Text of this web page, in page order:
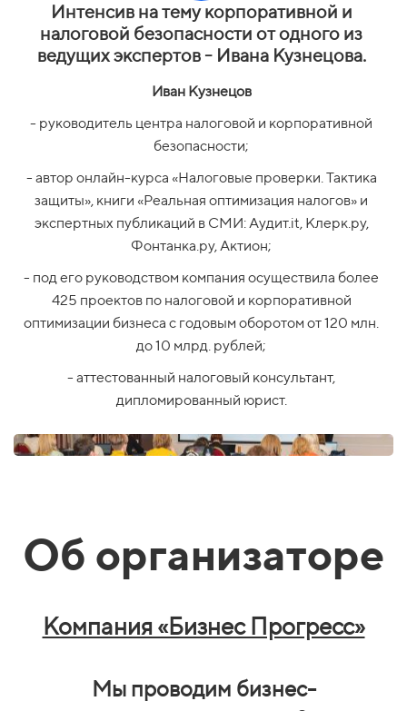
Интенсив на тему корпоративной и
налоговой безопасности от одного из
ведущих экспертов - Ивана Кузнецова.
Иван Кузнецов
- руководитель центра налоговой и корпоративной
безопасности;
- автор онлайн-курса «Налоговые проверки. Тактика
защиты», книги «Реальная оптимизация налогов» и
экспертных публикаций в СМИ: Аудит.it, Клерк.ру,
Фонтанка.ру, Актион;
- под его руководством компания осуществила более
425 проектов по налоговой и корпоративной
оптимизации бизнеса с годовым оборотом от 120 млн.
до 10 млрд. рублей;
- аттестованный налоговый консультант,
дипломированный юрист.
Об организаторе
Компания «Бизнес Прогресс»
Мы проводим бизнес-